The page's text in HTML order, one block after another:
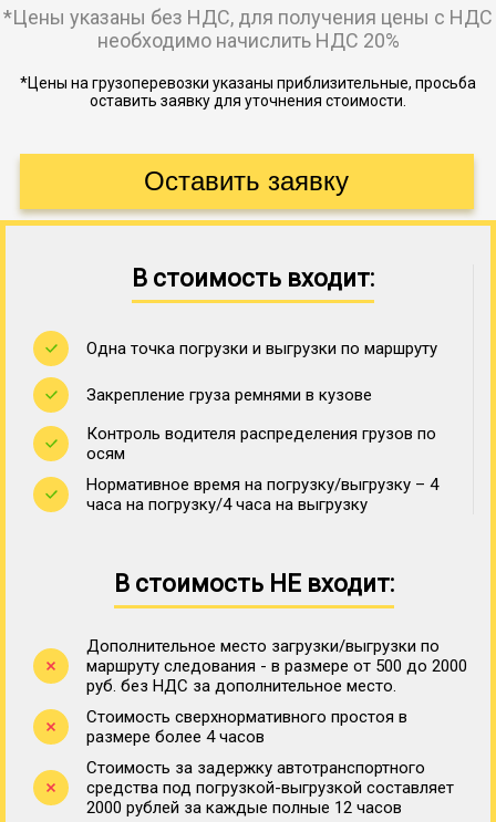
*Цены указаны без НДС, для получения цены с НДС
необходимо начислить НДС 20%
*Цены на грузоперевозки указаны приблизительные, просьба
оставить заявку для уточнения стоимости.
В стоимость входит:
Одна точка погрузки и выгрузки по маршруту
Закрепление груза ремнями в кузове
Контроль водителя распределения грузов по
осям
Нормативное время на погрузку/выгрузку – 4
часа на погрузку/4 часа на выгрузку
В стоимость НЕ входит:
Дополнительное место загрузки/выгрузки по
маршруту следования - в размере от 500 до 2000
руб. без НДС за дополнительное место.
Стоимость сверхнормативного простоя в
размере более 4 часов
Стоимость за задержку автотранспортного
средства под погрузкой-выгрузкой составляет
2000 рублей за каждые полные 12 часов